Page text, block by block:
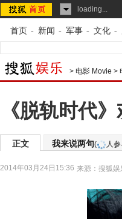
loading...
首页 - 新闻 - 军事 - 文化 -
> 电影 Movie >
《脱轨时代
正文 我来说两句( 人
2014年03月24日15:36 来源： 搜狐娱